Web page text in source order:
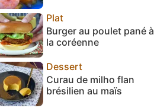
Plat
Burger au poulet pané à
la coréenne
Dessert
Curau de milho flan
brésilien au maïs